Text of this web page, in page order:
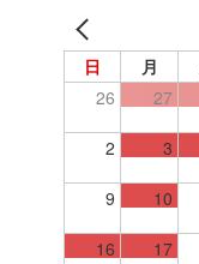
日 月
26
27
2 3
9 10
16 17